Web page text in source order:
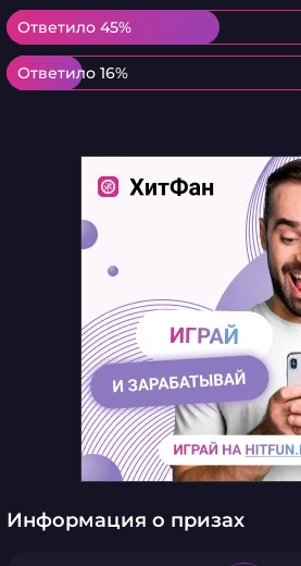
Ответило 45%
Ответило 45%
Ответило 16%
Ответило 16%
Информация о призах